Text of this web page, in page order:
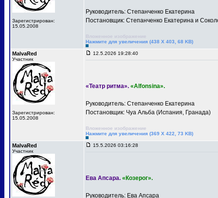
Зарегистрирован:
15.05.2008
Руководитель: Степанченко Екатерина
Постановщик: Степанченко Екатерина и
Вложенное изображение
Нажмите для увеличения (438 X 403, 68 KB)
MalvaRed
Участник
Зарегистрирован:
15.05.2008
12.5.2026 19:28:40
«Театр ритма». «Alfonsina».
Руководитель: Степанченко Екатерина
Постановщик: Чуа Альба (Испания, Гранада)
Вложенное изображение
Нажмите для увеличения (369 X 422, 73 KB)
MalvaRed
Участник
15.5.2026 03:16:28
Ева Апсара. «Козерог».
Руководитель: Ева Апсара